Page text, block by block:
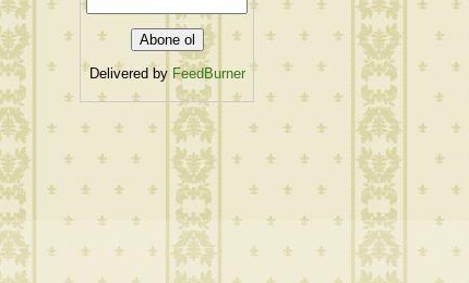
Delivered by FeedBurner